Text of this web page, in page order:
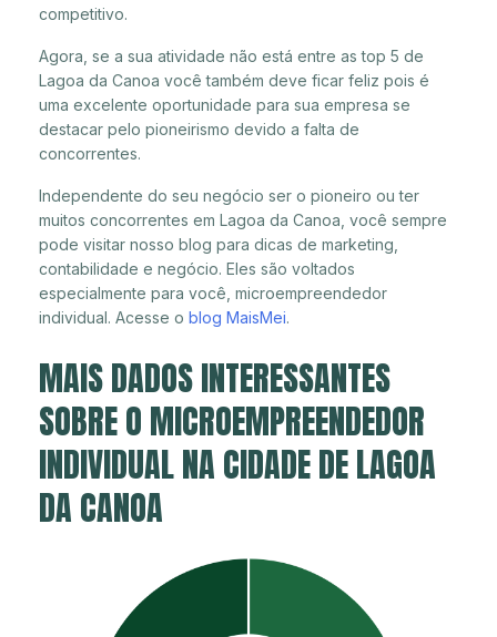
competitivo.
Agora, se a sua atividade não está entre as top 5 de
Lagoa da Canoa você também deve ficar feliz pois é
uma excelente oportunidade para sua empresa se
destacar pelo pioneirismo devido a falta de
concorrentes.
Independente do seu negócio ser o pioneiro ou ter
muitos concorrentes em Lagoa da Canoa, você sempre
pode visitar nosso blog para dicas de marketing,
contabilidade e negócio. Eles são voltados
especialmente para você, microempreendedor
individual. Acesse o blog MaisMei.
MAIS DADOS INTERESSANTES
SOBRE O MICROEMPREENDEDOR
INDIVIDUAL NA CIDADE DE LAGOA
DA CANOA